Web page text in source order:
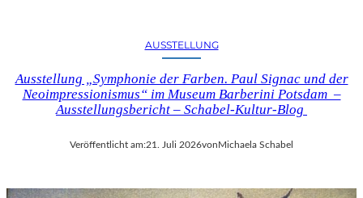
AUSSTELLUNG
Ausstellung „Symphonie der Farben. Paul Signac und der
Neoimpressionismus“ im Museum Barberini Potsdam –
Ausstellungsbericht – Schabel-Kultur-Blog
Veröffentlicht am:21. Juli 2026vonMichaela Schabel